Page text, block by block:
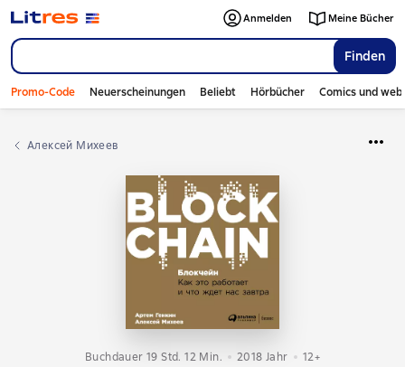
Finden
Anmelden Meine Bücher
Promo-Code Neuerscheinungen Beliebt Hörbücher Comics und
Алексей Михеев
Buchdauer 19 Std. 12 Min. 2018 Jahr 12+